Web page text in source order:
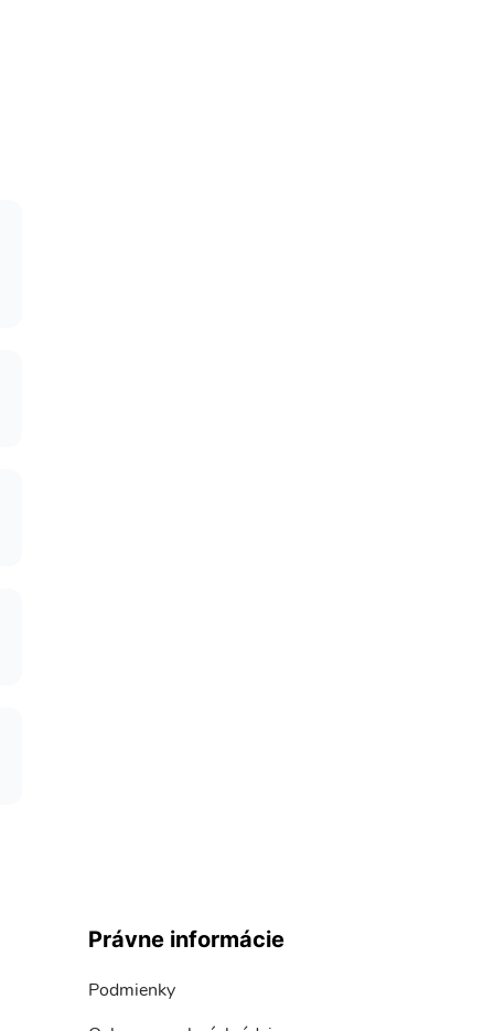
Právne informácie
Podmienky